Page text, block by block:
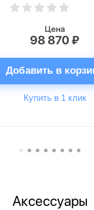
Цена
98 870 ₽
Добавить в
Купить в 1 клик
Аксессуары